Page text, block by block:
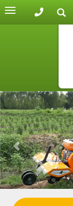
Toggle
navigation